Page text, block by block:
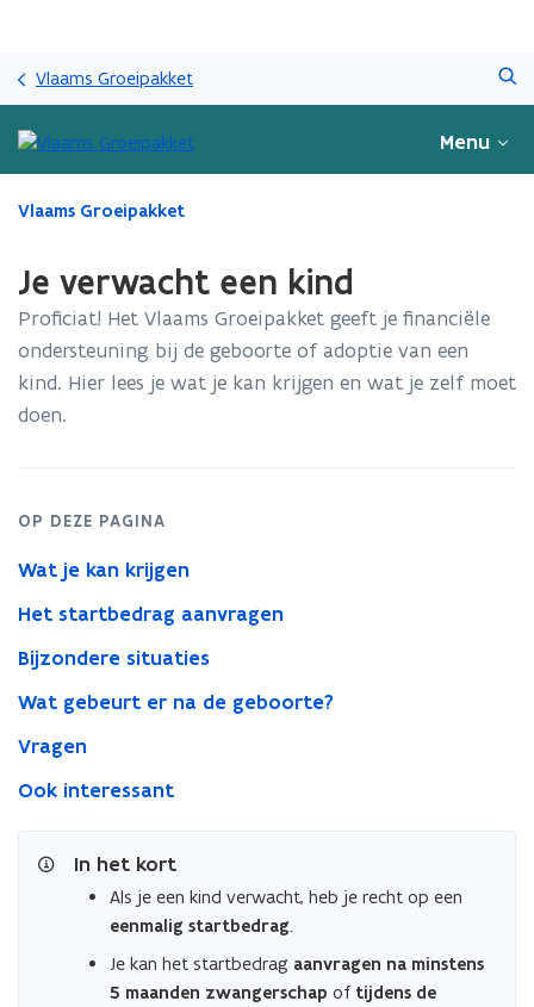
gaan
Vlaams Groeipakket
Menu
Gedaan
bevindt
op:
verwacht
Vlaams Groeipakket
Je verwacht een kind
Proficiat! Het Vlaams Groeipakket geeft je financiële
ondersteuning bij de geboorte of adoptie van een
kind. Hier lees je wat je kan krijgen en wat je zelf moet
doen.
OP DEZE PAGINA
Wat je kan krijgen
Het startbedrag aanvragen
Bijzondere situaties
Wat gebeurt er na de geboorte?
Vragen
Ook interessant
In het kort
Als je een kind verwacht, heb je recht op een
eenmalig startbedrag.
Je kan het startbedrag aanvragen na minstens
5 maanden zwangerschap of tijdens de